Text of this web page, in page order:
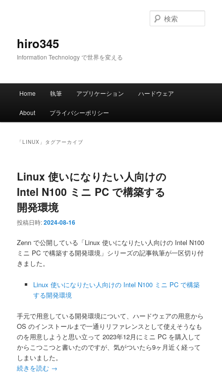
hiro345
Information Technology で世界を変える
索
メ
Home 執筆 アプリケーション ハードウェア
About プライバシーポリシー
「LINUX 」タグアーカイブ
Linux 使いになりたい人向けの
Intel N100 ミニ PC で構築する
開発環境
投稿日時:2024-08-16
Zenn で公開している「Linux 使いになりたい人向けの Intel N100
ミニ PC で構築する開発環境」シリーズの記事執筆が一区切り付
きました。
Linux 使いになりたい人向けの Intel N100 ミニ PC で構築
する開発環境
手元で用意している開発環境について、ハードウェアの用意から
OS のインストールまで一通りリファレンスとして使えそうなも
のを用意しようと思い立って 2023年12月にミニ PC を購入して
からこつこつと書いたのですが、気がついたら9ヶ月近く経って
しまいました。
続きを読む →